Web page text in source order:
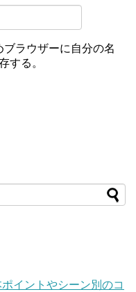
ラウザーに自分の名
する。
イントやシーン別のコ